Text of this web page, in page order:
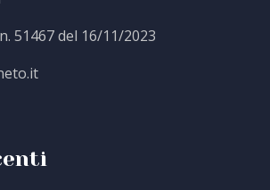
51467 del 16/11/2023